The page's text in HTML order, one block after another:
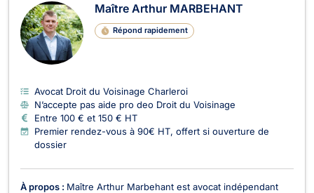
Maître Arthur MARBEHANT
Répond rapidement
Avocat Droit du Voisinage Charleroi
N’accepte pas aide pro deo Droit du Voisinage
Entre 100 € et 150 € HT
Premier rendez-vous à 90€ HT, offert si ouverture de
dossier
À propos : Maître Arthur Marbehant est avocat indépendant